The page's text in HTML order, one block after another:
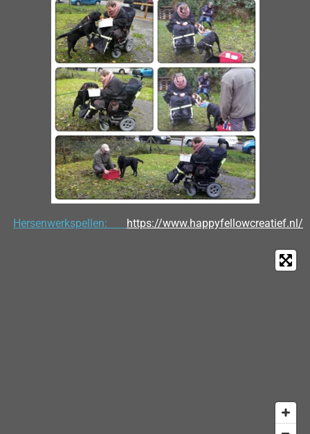
Hersenwerkspellen: https://www.happyfellowcreatief.nl/